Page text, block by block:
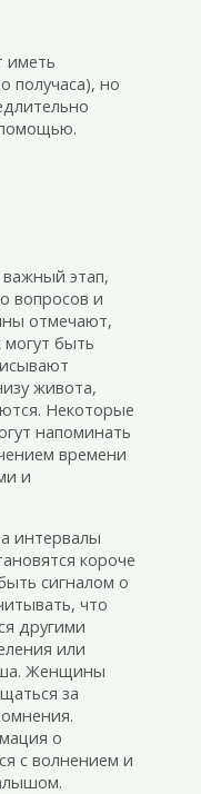
иметь
получаса), но
этап,
вопросов и
отмечают,
могут быть
живота,
Некоторые
напоминать
времени
и
интервалы
короче
сигналом о
что
другими
или
Женщины
за
о
с волнением и